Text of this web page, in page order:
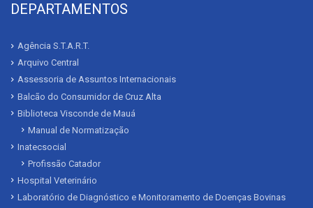
DEPARTAMENTOS
Agência S.T.A.R.T.
Arquivo Central
Assessoria de Assuntos Internacionais
Balcão do Consumidor de Cruz Alta
Biblioteca Visconde de Mauá
Manual de Normatização
Inatecsocial
Profissão Catador
Hospital Veterinário
Laboratório de Diagnóstico e Monitoramento de Doenças Bovinas